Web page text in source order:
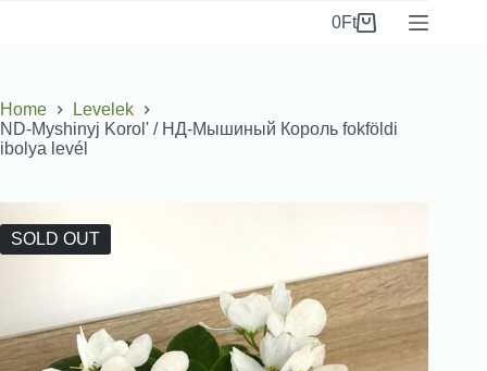
0Ft
Home
Levelek
ND-Myshinyj Korolʹ / НД-Мышиный Король fokföldi
ibolya levél
SOLD OUT